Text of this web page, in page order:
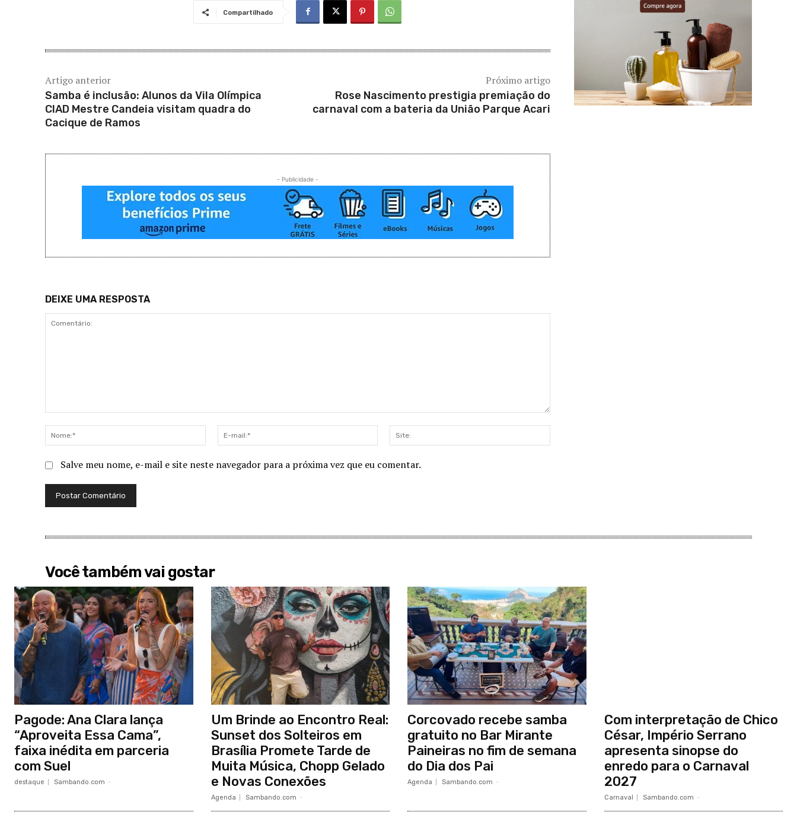
Compartilhado
Artigo anterior
Samba é inclusão: Alunos da Vila Olímpica
CIAD Mestre Candeia visitam quadra do
Cacique de Ramos
Próximo artigo
Rose Nascimento prestigia premiação do
carnaval com a bateria da União Parque Acari
- Publicidade -
DEIXE UMA RESPOSTA
Nome:*
mail:*
Salve meu nome, e-mail e site neste navegador para a próxima vez que eu comentar.
Você também vai gostar
Pagode: Ana Clara lança
“Aproveita Essa Cama”,
faixa inédita em parceria
com Suel
destaque Sambando.com -
Um Brinde ao Encontro Real:
Sunset dos Solteiros em
Brasília Promete Tarde de
Muita Música, Chopp Gelado
e Novas Conexões
Agenda Sambando.com -
Corcovado recebe samba
gratuito no Bar Mirante
Paineiras no fim de semana
do Dia dos Pai
Agenda Sambando.com -
Com interpretação de Chico
César, Império Serrano
apresenta sinopse do
enredo para o Carnaval
2027
Carnaval Sambando.com -